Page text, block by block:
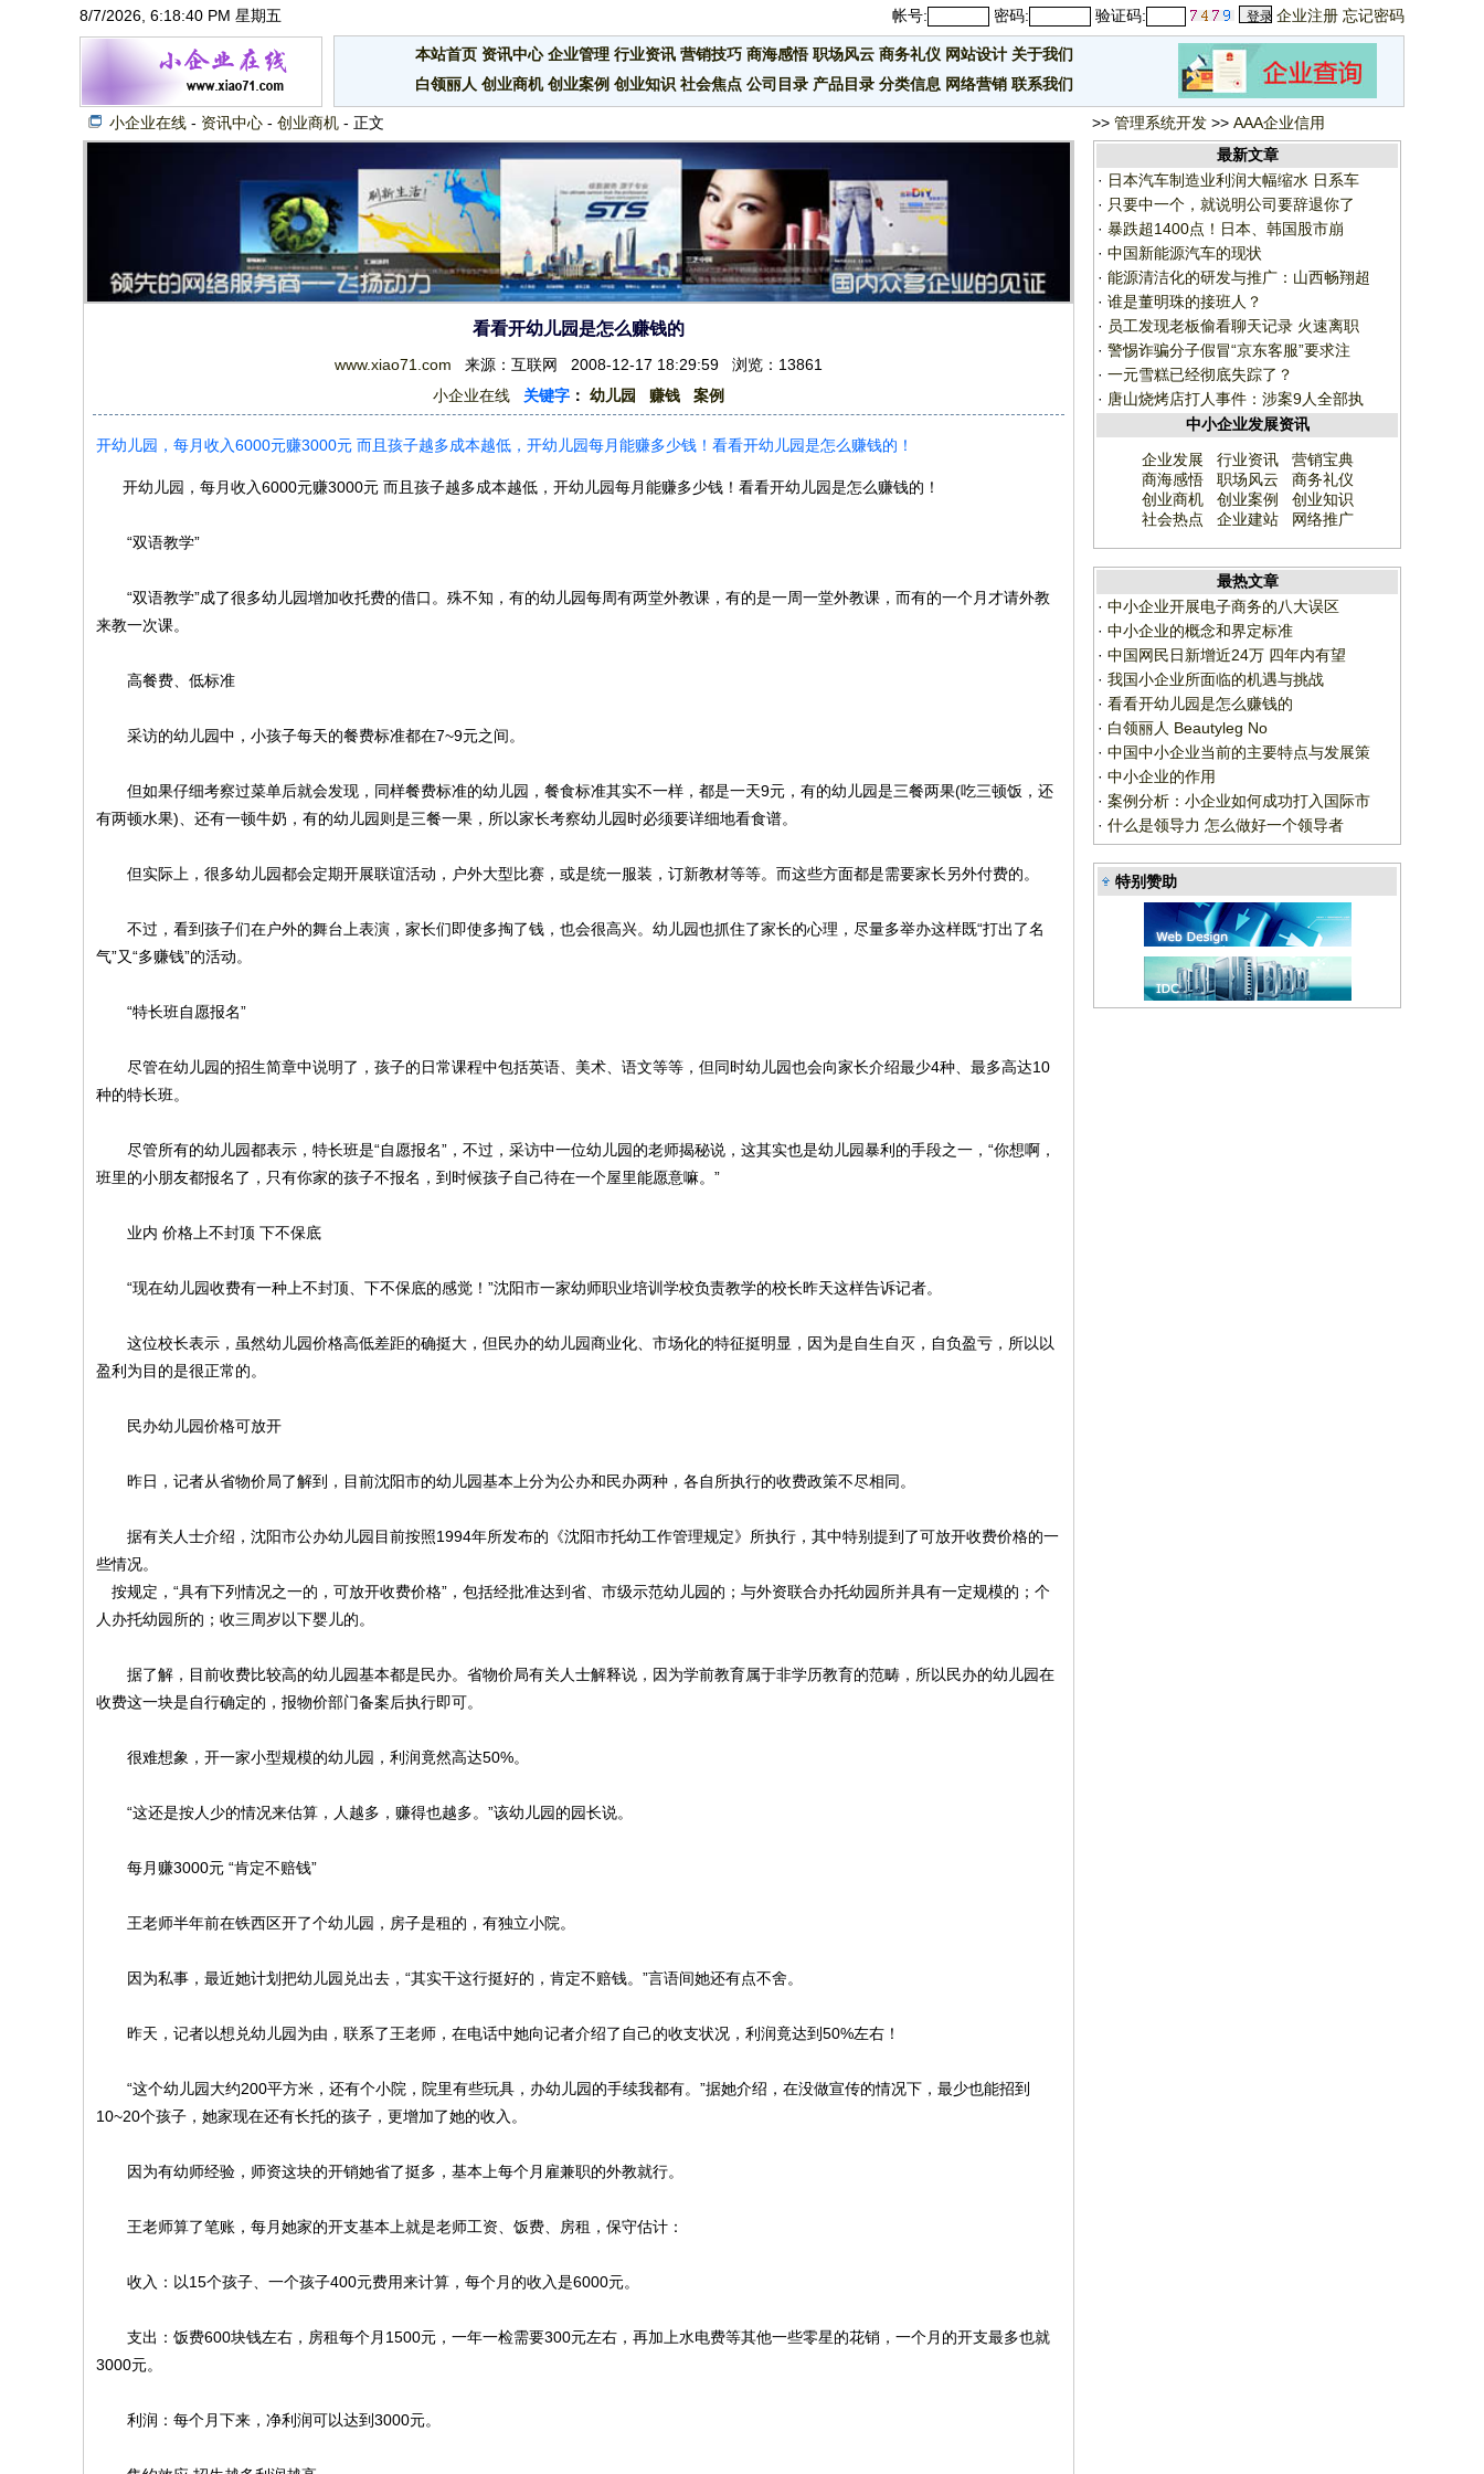
8/7/2026, 6:18:40 PM 星期五 帐号: 密码: 验证码: 企业注册 忘记密码
本站首页 资讯中心 企业管理 行业资讯 营销技巧 商海感悟 职场风云 商务礼仪 网站设计 关于我们
白领丽人 创业商机 创业案例 创业知识 社会焦点 公司目录 产品目录 分类信息 网络营销 联系我们
小企业在线 - 资讯中心 - 创业商机 - 正文 >> 管理系统开发 >> AAA企业信用
看看开幼儿园是怎么赚钱的
www.xiao71.com 来源：互联网 2008-12-17 18:29:59 浏览：13861
小企业在线
关键字 ： 幼儿园 赚钱 案例
开幼儿园，每月收入6000元赚3000元 而且孩子越多成本越低，开幼儿园每月能赚多少钱！看看开幼儿园是怎么赚钱的！
开幼儿园，每月收入6000元赚3000元 而且孩子越多成本越低，开幼儿园每月能赚多少钱！看看开幼儿园是怎么赚钱的！
“双语教学”
“双语教学”成了很多幼儿园增加收托费的借口。殊不知，有的幼儿园每周有两堂外教课，有的是一周一堂外教课，而有的一个月才请外教
来教一次课。
高餐费、低标准
采访的幼儿园中，小孩子每天的餐费标准都在7~9元之间。
但如果仔细考察过菜单后就会发现，同样餐费标准的幼儿园，餐食标准其实不一样，都是一天9元，有的幼儿园是三餐两果(吃三顿饭，还
有两顿水果)、还有一顿牛奶，有的幼儿园则是三餐一果，所以家长考察幼儿园时必须要详细地看食谱。
但实际上，很多幼儿园都会定期开展联谊活动，户外大型比赛，或是统一服装，订新教材等等。而这些方面都是需要家长另外付费的。
不过，看到孩子们在户外的舞台上表演，家长们即使多掏了钱，也会很高兴。幼儿园也抓住了家长的心理，尽量多举办这样既“打出了名
气”又“多赚钱”的活动。
“特长班自愿报名”
尽管在幼儿园的招生简章中说明了，孩子的日常课程中包括英语、美术、语文等等，但同时幼儿园也会向家长介绍最少4种、最多高达10
种的特长班。
尽管所有的幼儿园都表示，特长班是“自愿报名”，不过，采访中一位幼儿园的老师揭秘说，这其实也是幼儿园暴利的手段之一，“你想啊，
班里的小朋友都报名了，只有你家的孩子不报名，到时候孩子自己待在一个屋里能愿意嘛。”
业内 价格上不封顶 下不保底
“现在幼儿园收费有一种上不封顶、下不保底的感觉！”沈阳市一家幼师职业培训学校负责教学的校长昨天这样告诉记者。
这位校长表示，虽然幼儿园价格高低差距的确挺大，但民办的幼儿园商业化、市场化的特征挺明显，因为是自生自灭，自负盈亏，所以以
盈利为目的是很正常的。
民办幼儿园价格可放开
昨日，记者从省物价局了解到，目前沈阳市的幼儿园基本上分为公办和民办两种，各自所执行的收费政策不尽相同。
据有关人士介绍，沈阳市公办幼儿园目前按照1994年所发布的《沈阳市托幼工作管理规定》所执行，其中特别提到了可放开收费价格的一
些情况。
按规定，“具有下列情况之一的，可放开收费价格”，包括经批准达到省、市级示范幼儿园的；与外资联合办托幼园所并具有一定规模的；个
人办托幼园所的；收三周岁以下婴儿的。
据了解，目前收费比较高的幼儿园基本都是民办。省物价局有关人士解释说，因为学前教育属于非学历教育的范畴，所以民办的幼儿园在
收费这一块是自行确定的，报物价部门备案后执行即可。
很难想象，开一家小型规模的幼儿园，利润竟然高达50%。
“这还是按人少的情况来估算，人越多，赚得也越多。”该幼儿园的园长说。
每月赚3000元 “肯定不赔钱”
王老师半年前在铁西区开了个幼儿园，房子是租的，有独立小院。
因为私事，最近她计划把幼儿园兑出去，“其实干这行挺好的，肯定不赔钱。”言语间她还有点不舍。
昨天，记者以想兑幼儿园为由，联系了王老师，在电话中她向记者介绍了自己的收支状况，利润竟达到50%左右！
“这个幼儿园大约200平方米，还有个小院，院里有些玩具，办幼儿园的手续我都有。”据她介绍，在没做宣传的情况下，最少也能招到
10~20个孩子，她家现在还有长托的孩子，更增加了她的收入。
因为有幼师经验，师资这块的开销她省了挺多，基本上每个月雇兼职的外教就行。
王老师算了笔账，每月她家的开支基本上就是老师工资、饭费、房租，保守估计：
收入：以15个孩子、一个孩子400元费用来计算，每个月的收入是6000元。
支出：饭费600块钱左右，房租每个月1500元，一年一检需要300元左右，再加上水电费等其他一些零星的花销，一个月的开支最多也就
3000元。
利润：每个月下来，净利润可以达到3000元。
最新文章
· 日本汽车制造业利润大幅缩水 日系车
· 只要中一个，就说明公司要辞退你了
· 暴跌超1400点！日本、韩国股市崩
· 中国新能源汽车的现状
· 能源清洁化的研发与推广：山西畅翔超
· 谁是董明珠的接班人？
· 员工发现老板偷看聊天记录 火速离职
· 警惕诈骗分子假冒“京东客服”要求注
· 一元雪糕已经彻底失踪了？
· 唐山烧烤店打人事件：涉案9人全部执
中小企业发展资讯
企业发展
行业资讯
营销宝典
商海感悟
职场风云
商务礼仪
创业商机
创业案例
创业知识
社会热点
企业建站 网络推广
最热文章
· 中小企业开展电子商务的八大误区
· 中小企业的概念和界定标准
· 中国网民日新增近24万 四年内有望
· 我国小企业所面临的机遇与挑战
· 看看开幼儿园是怎么赚钱的
· 白领丽人 Beautyleg No
· 中国中小企业当前的主要特点与发展策
· 中小企业的作用
· 案例分析：小企业如何成功打入国际市
· 什么是领导力 怎么做好一个领导者
特别赞助